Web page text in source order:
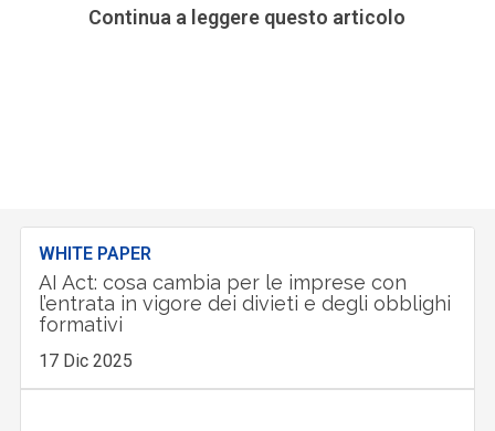
Continua a leggere questo articolo
WHITE PAPER
AI Act: cosa cambia per le imprese con
l’entrata in vigore dei divieti e degli obblighi
formativi
17 Dic 2025